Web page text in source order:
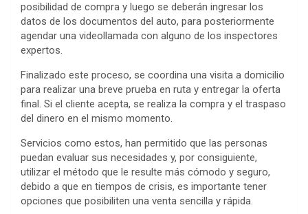
posibilidad de compra y luego se deberán ingresar los
datos de los documentos del auto, para posteriormente
agendar una videollamada con alguno de los inspectores
expertos.
Finalizado este proceso, se coordina una visita a domicilio
para realizar una breve prueba en ruta y entregar la oferta
final. Si el cliente acepta, se realiza la compra y el traspaso
del dinero en el mismo momento.
Servicios como estos, han permitido que las personas
puedan evaluar sus necesidades y, por consiguiente,
utilizar el método que le resulte más cómodo y seguro,
debido a que en tiempos de crisis, es importante tener
opciones que posibiliten una venta sencilla y rápida.